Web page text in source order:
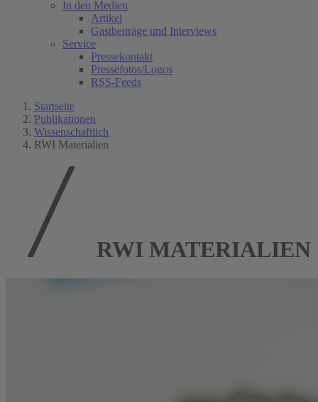
In den Medien
Artikel
Gastbeiträge und Interviews
Service
Pressekontakt
Pressefotos/Logos
RSS-Feeds
Startseite
Publikationen
Wissenschaftlich
RWI Materialien
RWI MATERIALIEN